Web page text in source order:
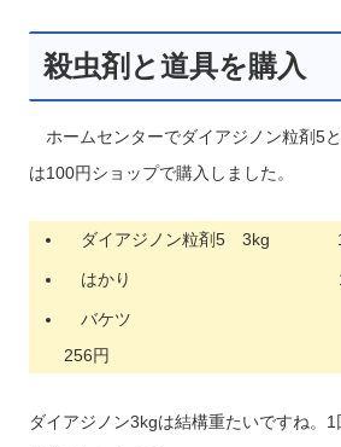
殺虫剤と道具を購入
ホームセンターでダイアジノン粒剤5
は100円ショップで購入しました。
ダイアジノン粒剤5 3kg 1
はかり 1，
バケツ 110
256円
ダイアジノン3kgは結構重たいですね。